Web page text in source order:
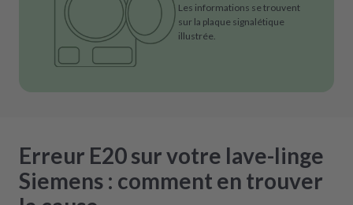
Les informations se trouvent
sur la plaque signalétique
illustrée.
Erreur E20 sur votre lave-linge
Siemens : comment en trouver